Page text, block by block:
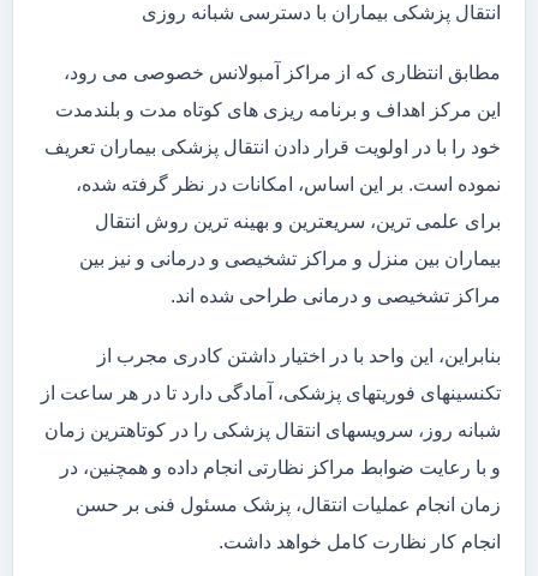
انتقال پزشکی بیماران با دسترسی شبانه روزی
مطابق انتظاری که از مراکز آمبولانس خصوصی می رود،
این مرکز اهداف و برنامه ریزی های کوتاه مدت و بلندمدت
خود را با در اولویت قرار دادن انتقال پزشکی بیماران تعریف
نموده است. بر این اساس، امکانات در نظر گرفته شده،
برای علمی ترین، سریعترین و بهینه ترین روش انتقال
بیماران بین منزل و مراکز تشخیصی و درمانی و نیز بین
مراکز تشخیصی و درمانی طراحی شده اند.
بنابراین، این واحد با در اختیار داشتن کادری مجرب از
تکنسینهای فوریتهای پزشکی، آمادگی دارد تا در هر ساعت از
شبانه روز، سرویسهای انتقال پزشکی را در کوتاهترین زمان
و با رعایت ضوابط مراکز نظارتی انجام داده و همچنین، در
زمان انجام عملیات انتقال، پزشک مسئول فنی بر حسن
انجام کار نظارت کامل خواهد داشت.